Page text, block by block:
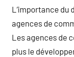
L’importance du
agences de
Les agences de
plus le